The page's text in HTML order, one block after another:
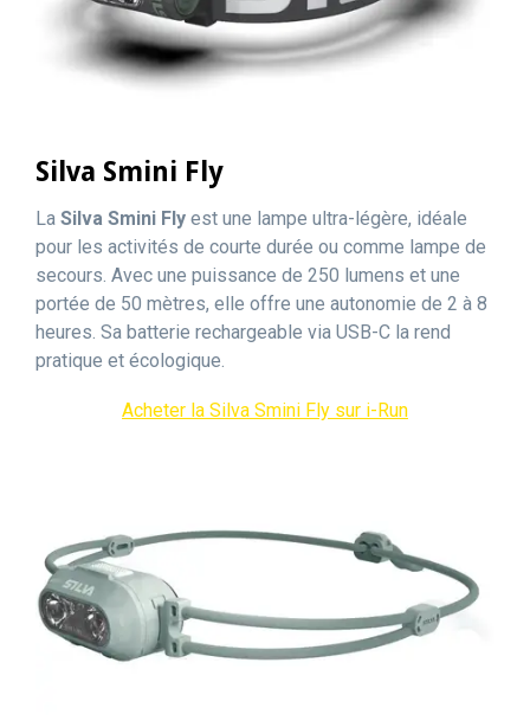
Silva Smini Fly
La Silva Smini Fly est une lampe ultra-légère, idéale
pour les activités de courte durée ou comme lampe de
secours. Avec une puissance de 250 lumens et une
portée de 50 mètres, elle offre une autonomie de 2 à 8
heures. Sa batterie rechargeable via USB-C la rend
pratique et écologique.
Acheter la Silva Smini Fly sur i-Run